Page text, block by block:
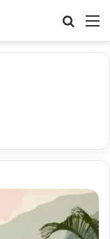
Arama
yap